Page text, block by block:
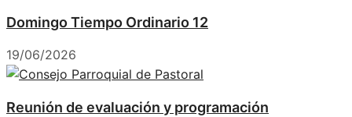
Domingo Tiempo Ordinario 12
19/06/2026
Reunión de evaluación y programación